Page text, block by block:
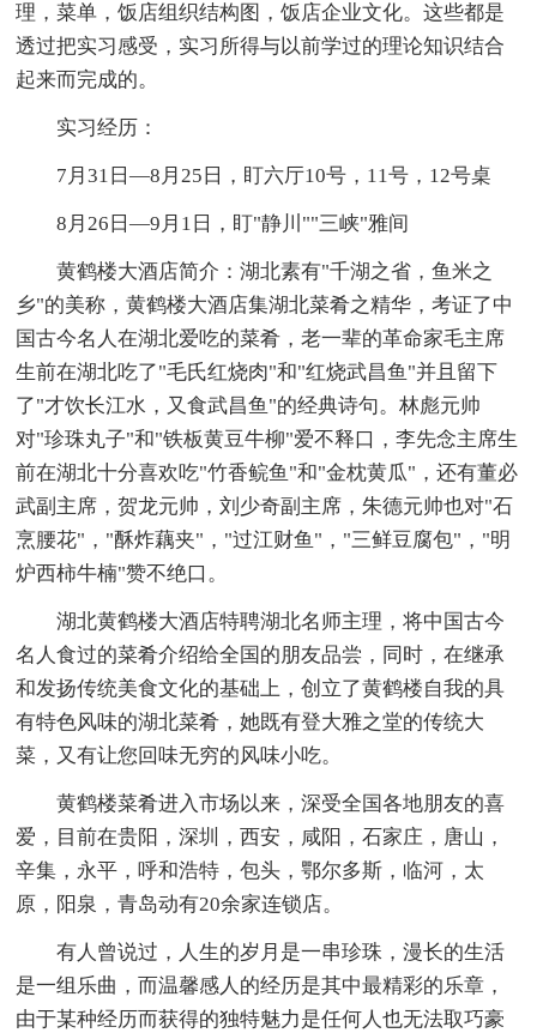
理，菜单，饭店组织结构图，饭店企业文化。这些都是
透过把实习感受，实习所得与以前学过的理论知识结合
起来而完成的。
实习经历：
7月31日—8月25日，盯六厅10号，11号，12号桌
8月26日—9月1日，盯"静川""三峡"雅间
黄鹤楼大酒店简介：湖北素有"千湖之省，鱼米之
乡"的美称，黄鹤楼大酒店集湖北菜肴之精华，考证了中
国古今名人在湖北爱吃的菜肴，老一辈的革命家毛主席
生前在湖北吃了"毛氏红烧肉"和"红烧武昌鱼"并且留下
了"才饮长江水，又食武昌鱼"的经典诗句。林彪元帅
对"珍珠丸子"和"铁板黄豆牛柳"爱不释口，李先念主席生
前在湖北十分喜欢吃"竹香鲩鱼"和"金枕黄瓜"，还有董必
武副主席，贺龙元帅，刘少奇副主席，朱德元帅也对"石
烹腰花"，"酥炸藕夹"，"过江财鱼"，"三鲜豆腐包"，"明
炉西柿牛楠"赞不绝口。
湖北黄鹤楼大酒店特聘湖北名师主理，将中国古今
名人食过的菜肴介绍给全国的朋友品尝，同时，在继承
和发扬传统美食文化的基础上，创立了黄鹤楼自我的具
有特色风味的湖北菜肴，她既有登大雅之堂的传统大
菜，又有让您回味无穷的风味小吃。
黄鹤楼菜肴进入市场以来，深受全国各地朋友的喜
爱，目前在贵阳，深圳，西安，咸阳，石家庄，唐山，
辛集，永平，呼和浩特，包头，鄂尔多斯，临河，太
原，阳泉，青岛动有20余家连锁店。
有人曾说过，人生的岁月是一串珍珠，漫长的生活
是一组乐曲，而温馨感人的经历是其中最精彩的乐章，
由于某种经历而获得的独特魅力是任何人也无法取巧豪